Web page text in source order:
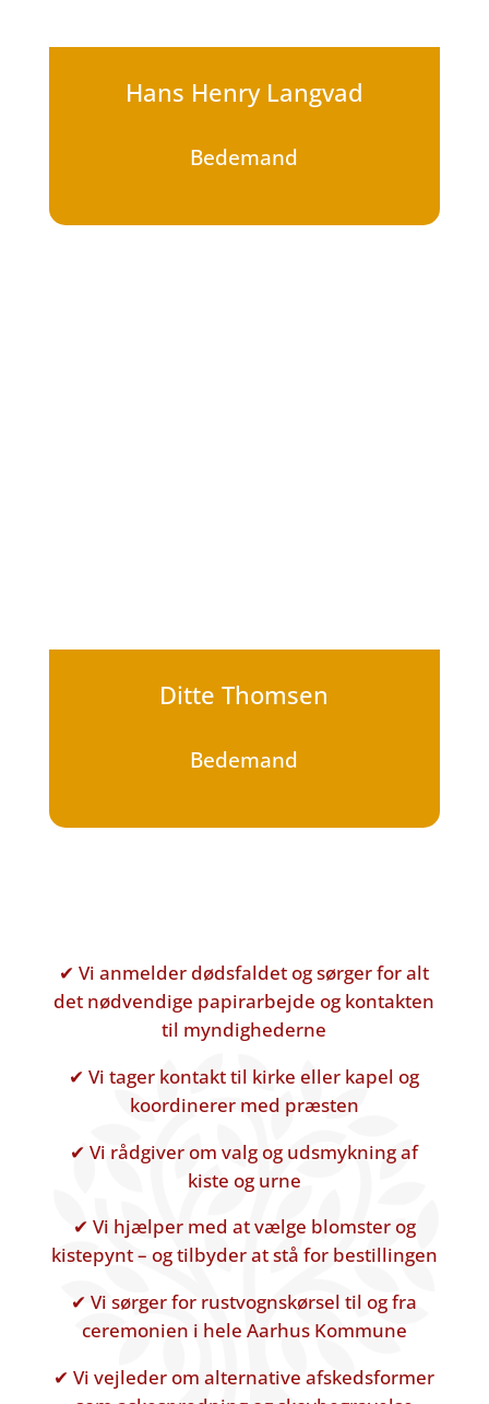
Hans Henry Langvad
Bedemand
Ditte Thomsen
Bedemand
✔ Vi anmelder dødsfaldet og sørger for alt
det nødvendige papirarbejde og kontakten
til myndighederne
✔ Vi tager kontakt til kirke eller kapel og
koordinerer med præsten
✔ Vi rådgiver om valg og udsmykning af
kiste og urne
✔ Vi hjælper med at vælge blomster og
kistepynt – og tilbyder at stå for bestillingen
✔ Vi sørger for rustvognskørsel til og fra
ceremonien i hele Aarhus Kommune
✔ Vi vejleder om alternative afskedsformer